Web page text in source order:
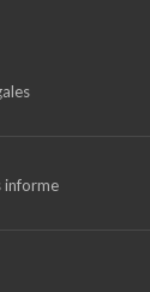
informe